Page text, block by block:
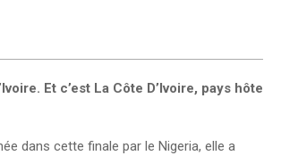
Et c’est La Côte D’Ivoire, pays hôte
dans cette finale par le Nigeria, elle a